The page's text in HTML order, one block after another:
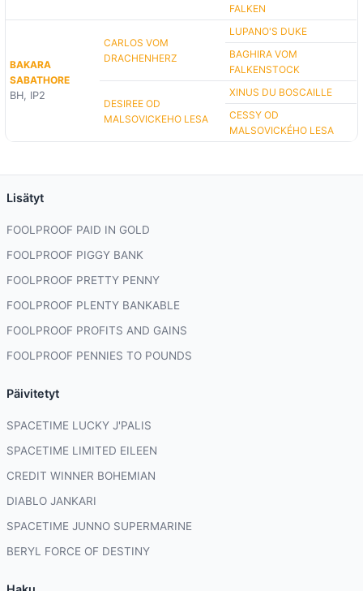
FALKEN
BAKARA
SABATHORE
BH, IP2
CARLOS VOM
DRACHENHERZ
LUPANO'S DUKE
BAGHIRA VOM
FALKENSTOCK
DESIREE OD
MALSOVICKEHO LESA
XINUS DU BOSCAILLE
CESSY OD
MALSOVICKÉHO LESA
Lisätyt
FOOLPROOF PAID IN GOLD
FOOLPROOF PIGGY BANK
FOOLPROOF PRETTY PENNY
FOOLPROOF PLENTY BANKABLE
FOOLPROOF PROFITS AND GAINS
FOOLPROOF PENNIES TO POUNDS
Päivitetyt
SPACETIME LUCKY J'PALIS
SPACETIME LIMITED EILEEN
CREDIT WINNER BOHEMIAN
DIABLO JANKARI
SPACETIME JUNNO SUPERMARINE
BERYL FORCE OF DESTINY